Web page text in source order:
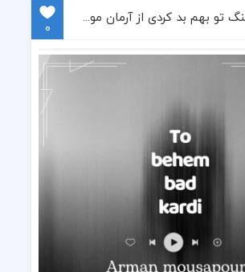
دانلود آهنگ تو بهم بد کردی از آرمان موسی پور
0